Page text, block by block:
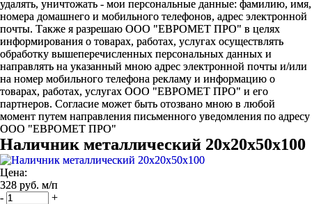
удалять, уничтожать - мои персональные данные: фамилию, имя,
номера домашнего и мобильного телефонов, адрес электронной
почты. Также я разрешаю ООО "ЕВРОМЕТ ПРО" в целях
информирования о товарах, работах, услугах осуществлять
обработку вышеперечисленных персональных данных и
направлять на указанный мною адрес электронной почты и/или
на номер мобильного телефона рекламу и информацию о
товарах, работах, услугах ООО "ЕВРОМЕТ ПРО" и его
партнеров. Согласие может быть отозвано мною в любой
момент путем направления письменного уведомления по адресу
ООО "ЕВРОМЕТ ПРО"
Наличник металлический 20х20х50х100
Цена:
328 руб. м/п
-
+